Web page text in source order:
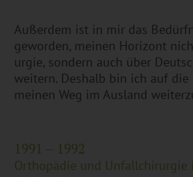
Au­ßer­dem ist in mir das
ge­wor­den, mei­nen Ho­ri­zont
ur­gie, son­dern auch über
wei­tern. Des­halb bin ich auf die
mei­nen Weg im Aus­land
1991 – 1992
Or­tho­pä­die und Un­fall­chir­ur­gie